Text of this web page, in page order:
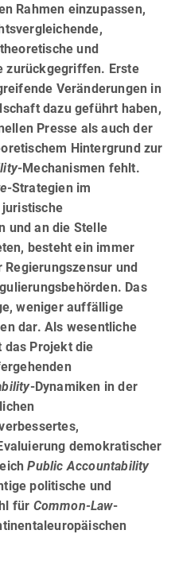
Rahmen einzupassen,
und
zurückgegriffen. Erste
Veränderungen in
dazu geführt haben,
Presse als auch der
Hintergrund zur
-Mechanismen fehlt.
-Strategien im
und an die Stelle
besteht ein immer
und
Das
weniger auffällige
dar. Als wesentliche
das Projekt die
-Dynamiken in der
demokratischer
Public Accountability
politische und
für Common-Law-